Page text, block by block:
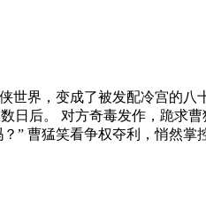
世界，变成了被发配冷宫的
日后。 对方奇毒发作，跪求
曹猛笑看争权夺利，悄然掌